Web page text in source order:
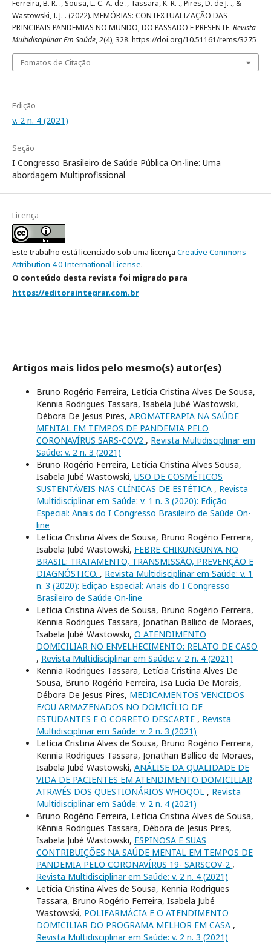
Ferreira, B. R. ., Sousa, L. C. A. de ., Tassara, K. R. ., Pires, D. de J. ., &
Wastowski, I. J. . (2022). MEMÓRIAS: CONTEXTUALIZAÇÃO DAS
PRINCIPAIS PANDEMIAS NO MUNDO, DO PASSADO E PRESENTE. Revista
Multidisciplinar Em Saúde,2(4), 328. https://doi.org/10.51161/rems/3275
Fomatos de Citação
Edição
v. 2 n. 4 (2021)
Seção
I Congresso Brasileiro de Saúde Pública On-line: Uma
abordagem Multiprofissional
Licença
Este trabalho está licenciado sob uma licença Creative Commons
Attribution 4.0 International License.
O conteúdo desta revista foi migrado para
https://editoraintegrar.com.br
Artigos mais lidos pelo mesmo(s) autor(es)
Bruno Rogério Ferreira, Letícia Cristina Alves De Sousa,
Kennia Rodrigues Tassara, Isabela Jubé Wastowski,
Débora De Jesus Pires, AROMATERAPIA NA SAÚDE
MENTAL EM TEMPOS DE PANDEMIA PELO
CORONAVÍRUS SARS-COV2 , Revista Multidisciplinar em
Saúde: v. 2 n. 3 (2021)
Bruno Rogério Ferreira, Letícia Cristina Alves Sousa,
Isabela Jubé Wastowski, USO DE COSMÉTICOS
SUSTENTÁVEIS NAS CLÍNICAS DE ESTÉTICA , Revista
Multidisciplinar em Saúde: v. 1 n. 3 (2020): Edição
Especial: Anais do I Congresso Brasileiro de Saúde On-
line
Letícia Cristina Alves de Sousa, Bruno Rogério Ferreira,
Isabela Jubé Wastowski, FEBRE CHIKUNGUNYA NO
BRASIL: TRATAMENTO, TRANSMISSÃO, PREVENÇÃO E
DIAGNÓSTICO. , Revista Multidisciplinar em Saúde: v. 1
n. 3 (2020): Edição Especial: Anais do I Congresso
Brasileiro de Saúde On-line
Letícia Cristina Alves de Sousa, Bruno Rogério Ferreira,
Kennia Rodrigues Tassara, Jonathan Ballico de Moraes,
Isabela Jubé Wastowski, O ATENDIMENTO
DOMICILIAR NO ENVELHECIMENTO: RELATO DE CASO
, Revista Multidisciplinar em Saúde: v. 2 n. 4 (2021)
Kennia Rodrigues Tassara, Letícia Cristina Alves De
Sousa, Bruno Rogério Ferreira, Isa Lucia De Morais,
Débora De Jesus Pires, MEDICAMENTOS VENCIDOS
E/OU ARMAZENADOS NO DOMICÍLIO DE
ESTUDANTES E O CORRETO DESCARTE , Revista
Multidisciplinar em Saúde: v. 2 n. 3 (2021)
Letícia Cristina Alves de Sousa, Bruno Rogério Ferreira,
Kennia Rodrigues Tassara, Jonathan Ballico de Moraes,
Isabela Jubé Wastowski, ANÁLISE DA QUALIDADE DE
VIDA DE PACIENTES EM ATENDIMENTO DOMICILIAR
ATRAVÉS DOS QUESTIONÁRIOS WHOQOL , Revista
Multidisciplinar em Saúde: v. 2 n. 4 (2021)
Bruno Rogério Ferreira, Letícia Cristina Alves de Sousa,
Kênnia Rodrigues Tassara, Débora de Jesus Pires,
Isabela Jubé Wastowski, ESPINOSA E SUAS
CONTRIBUIÇÕES NA SAÚDE MENTAL EM TEMPOS DE
PANDEMIA PELO CORONAVÍRUS 19- SARSCOV-2 ,
Revista Multidisciplinar em Saúde: v. 2 n. 4 (2021)
Letícia Cristina Alves de Sousa, Kennia Rodrigues
Tassara, Bruno Rogério Ferreira, Isabela Jubé
Wastowski, POLIFARMÁCIA E O ATENDIMENTO
DOMICILIAR DO PROGRAMA MELHOR EM CASA ,
Revista Multidisciplinar em Saúde: v. 2 n. 3 (2021)